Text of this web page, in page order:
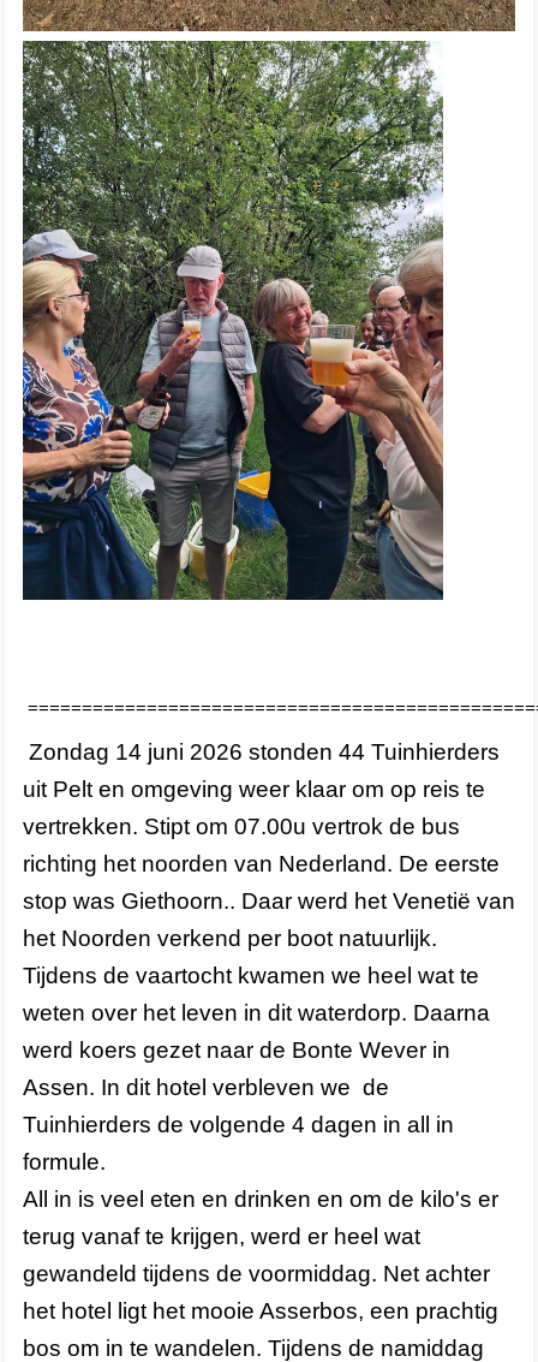
Zondag 14 juni 2026 stonden 44 Tuinhierders
uit Pelt en omgeving weer klaar om op reis te
vertrekken. Stipt om 07.00u vertrok de bus
richting het noorden van Nederland. De eerste
stop was Giethoorn.. Daar werd het Venetië van
het Noorden verkend per boot natuurlijk.
Tijdens de vaartocht kwamen we heel wat te
weten over het leven in dit waterdorp. Daarna
werd koers gezet naar de Bonte Wever in
Assen. In dit hotel verbleven we de
Tuinhierders de volgende 4 dagen in all in
formule.
All in is veel eten en drinken en om de kilo's er
terug vanaf te krijgen, werd er heel wat
gewandeld tijdens de voormiddag. Net achter
het hotel ligt het mooie Asserbos, een prachtig
bos om in te wandelen. Tijdens de namiddag